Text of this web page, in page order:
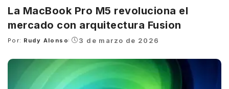
La MacBook Pro M5 revoluciona el
mercado con arquitectura Fusion
Posted
Por: Rudy Alonso 3 de marzo de 2026